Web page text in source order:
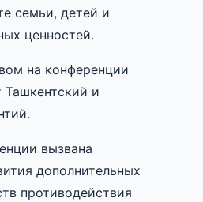
семьи, детей и
ценностей.
на конференции
Ташкентский и
вызвана
дополнительных
противодействия